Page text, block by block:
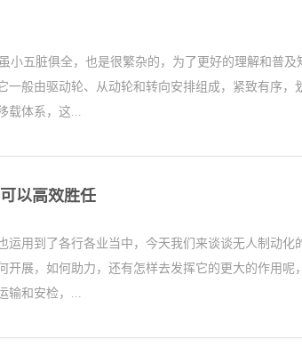
小五脏俱全，也是很繁杂的，为了更好的理解和普
一般由驱动轮、从动轮和转向安排组成，紧致有序
载体系，这...
以高效胜任
运用到了各行各业当中，今天我们来谈谈无人制动
开展，如何助力，还有怎样去发挥它的更大的作用
输和安检，...